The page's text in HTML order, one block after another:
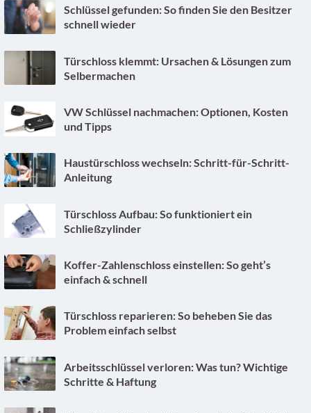
Schlüssel gefunden: So finden Sie den Besitzer
schnell wieder
Türschloss klemmt: Ursachen & Lösungen zum
Selbermachen
VW Schlüssel nachmachen: Optionen, Kosten
und Tipps
Haustürschloss wechseln: Schritt-für-Schritt-
Anleitung
Türschloss Aufbau: So funktioniert ein
Schließzylinder
Koffer-Zahlenschloss einstellen: So geht’s
einfach & schnell
Türschloss reparieren: So beheben Sie das
Problem einfach selbst
Arbeitsschlüssel verloren: Was tun? Wichtige
Schritte & Haftung